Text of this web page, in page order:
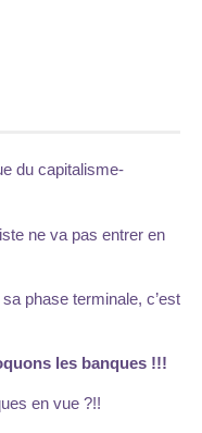
du capitalisme-
ne va pas entrer en
phase terminale, c’est
les banques !!!
en vue ?!!